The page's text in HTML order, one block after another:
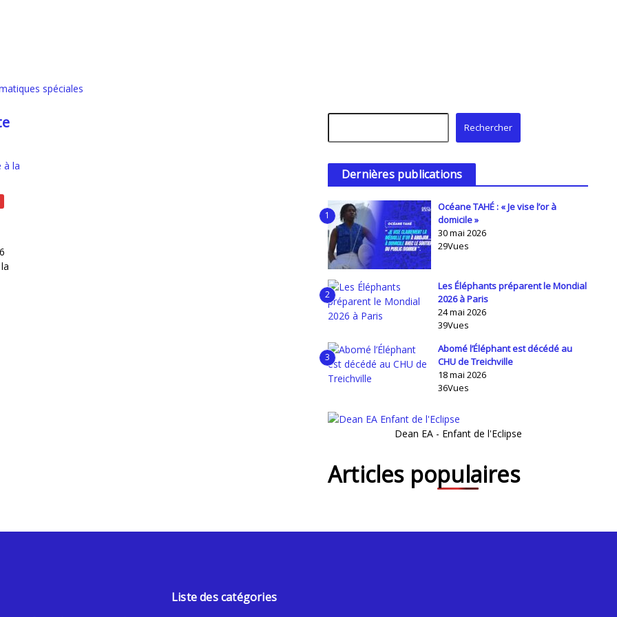
Route pour LA28
spéciales
Rechercher
Rechercher
Dernières publications
1
Océane TAHÉ : « Je vise l’or à
domicile »
30 mai 2026
29Vues
2
Les Éléphants préparent le Mondial
2026 à Paris
24 mai 2026
39Vues
3
Abomé l’Éléphant est décédé au
CHU de Treichville
18 mai 2026
36Vues
Dean EA - Enfant de l'Eclipse
Articles populaires
Liste des catégories